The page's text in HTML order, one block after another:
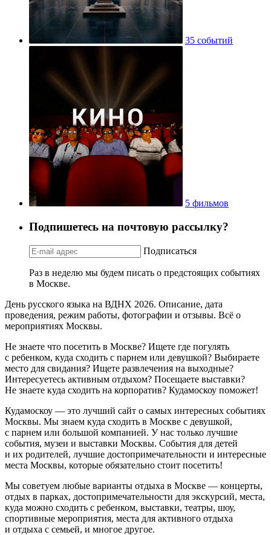
35 событий
5 фильмов
Подпишетесь на почтовую рассылку?
Подписаться
Раз в неделю мы будем писать о предстоящих событиях
в Москве.
День русского языка на ВДНХ 2026. Описание, дата
проведения, режим работы, фотографии и отзывы. Всё о
мероприятиях Москвы.
Не знаете что посетить в Москве? Ищете где погулять
с ребенком, куда сходить с парнем или девушкой? Выбираете
место для свидания? Ищете развлечения на выходные?
Интересуетесь активным отдыхом? Посещаете выставки?
Не знаете куда сходить на корпоратив? Кудамоскоу поможет!
Кудамоскоу — это лучший сайт о самых интересных событиях
Москвы. Мы знаем куда сходить в Москве с девушкой,
с парнем или большой компанией. У нас только лучшие
события, музеи и выставки Москвы. События для детей
и их родителей, лучшие достопримечательности и интересные
места Москвы, которые обязательно стоит посетить!
Мы советуем любые варианты отдыха в Москве — концерты,
отдых в парках, достопримечательности для экскурсий, места,
куда можно сходить с ребенком, выставки, театры, шоу,
спортивные мероприятия, места для активного отдыха
и отдыха с семьей, и многое другое.